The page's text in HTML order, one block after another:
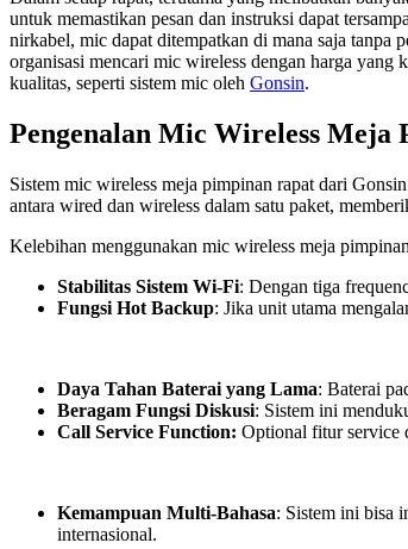
untuk memastikan pesan dan instruksi dapat
nirkabel, mic dapat ditempatkan di mana saja tanpa
organisasi mencari mic wireless dengan harga
kualitas, seperti sistem mic oleh Gonsin.
Pengenalan Mic Wireless Meja
Sistem mic wireless meja pimpinan rapat dari
antara wired dan wireless dalam satu paket,
Kelebihan menggunakan mic wireless meja
Stabilitas Sistem Wi-Fi: Dengan tiga
Fungsi Hot Backup: Jika unit utama
Daya Tahan Baterai yang Lama: Baterai
Beragam Fungsi Diskusi: Sistem ini
Call Service Function: Optional fitur service
Kemampuan Multi-Bahasa: Sistem ini bisa
internasional.